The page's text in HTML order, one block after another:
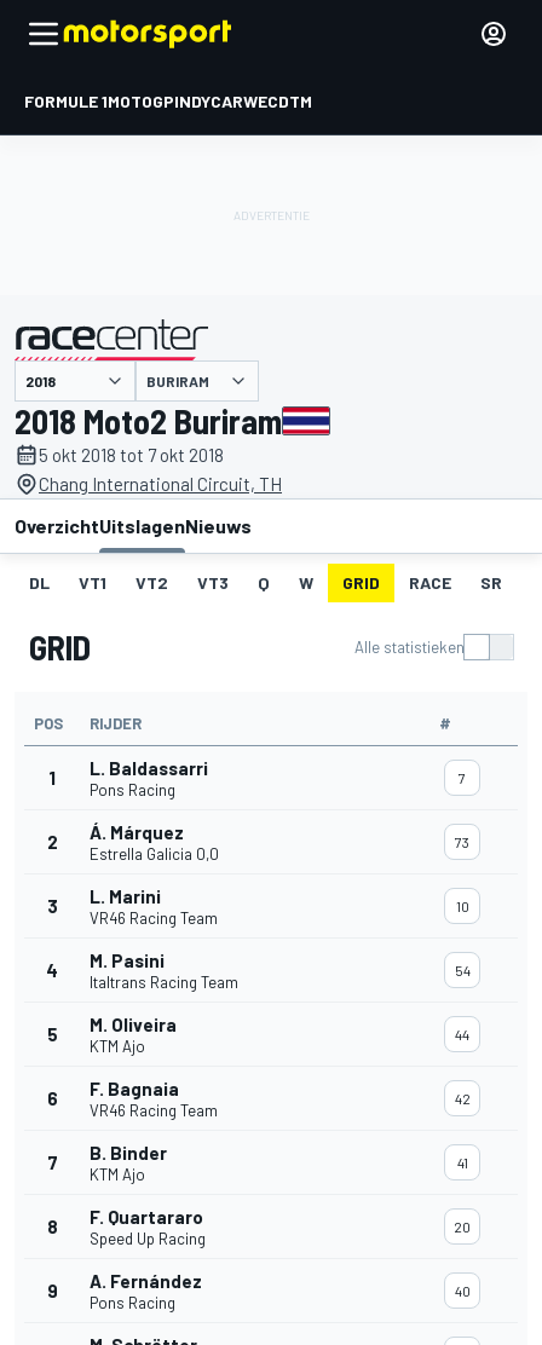
FORMULE 1MOTOGPINDYCARWECDTM
gepresenteerd door BURIRAM
2018 Moto2 Buriram
5 okt 2018 tot 7 okt 2018
Chang International Circuit, TH
OverzichtUitslagenNieuws
DL VT1 VT2 VT3 Q W GRID RACE SR
GRID Alle statistieken
POS RIJDER #
1 L. Baldassarri
Pons Racing
7
2 Á. Márquez
Estrella Galicia 0,0
73
3 L. Marini
VR46 Racing Team
10
4 M. Pasini
Italtrans Racing Team
54
5 M. Oliveira
KTM Ajo
44
6 F. Bagnaia
VR46 Racing Team
42
7 B. Binder
KTM Ajo
41
8 F. Quartararo
Speed Up Racing
20
9 A. Fernández
Pons Racing
40